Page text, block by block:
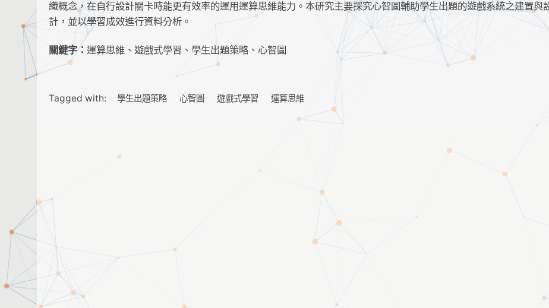
織概念，在自行設計關卡時能更有效率的運用運算思維能力。本研究主要探究心智圖輔助學生出題的遊戲系統之建置與
計，並以學習成效進行資料分析。
關鍵字： 運算思維、遊戲式學習、學生出題策略、心智圖
Tagged with: 學生出題策略 心智圖 遊戲式學習 運算思維